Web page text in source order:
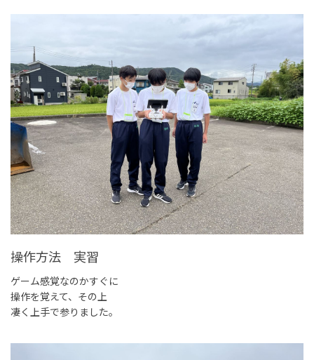
操作方法 実習
ゲーム感覚なのかすぐに
操作を覚えて、その上
凄く上手で参りました。